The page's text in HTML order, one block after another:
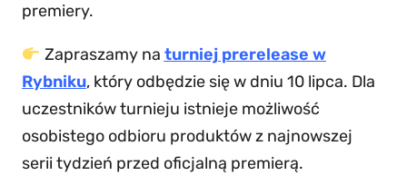
premiery.
Zapraszamy na turniej prerelease w
Rybniku, który odbędzie się w dniu 10 lipca. Dla
uczestników turnieju istnieje możliwość
osobistego odbioru produktów z najnowszej
serii tydzień przed oficjalną premierą.